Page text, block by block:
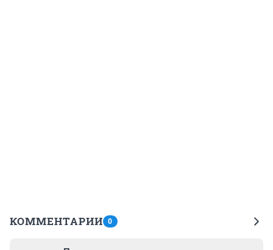
КОММЕНТАРИИ 0